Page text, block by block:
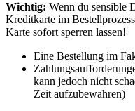
Wichtig: Wenn du sensible
Kreditkarte im
Karte sofort sperren lassen!
Eine Bestellung im
kann jedoch nicht
Zeit aufzubewahren)